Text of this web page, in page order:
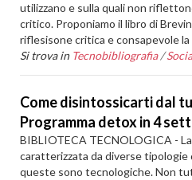
utilizzano e sulla quali non
critico. Proponiamo il libro di
riflesisone critica e consapevole
Si trova in Tecnobibliografia /
Come disintossicarti dal
Programma detox in 4
BIBLIOTECA TECNOLOGICA -
caratterizzata da diverse tipologie
queste sono tecnologiche. Non